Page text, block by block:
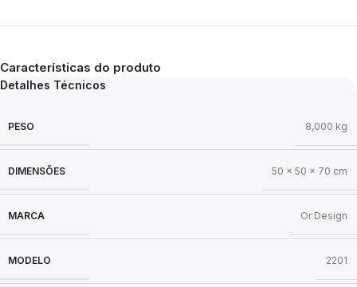
Características do produto
Detalhes Técnicos
PESO 8,000 kg
DIMENSÕES 50 × 50 × 70 cm
MARCA Or Design
MODELO 2201